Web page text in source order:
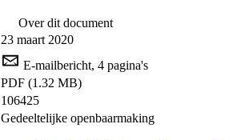
Over dit document
23 maart 2020
E-mailbericht, 4 pagina's
PDF (1.32 MB)
106425
Gedeeltelijke openbaarmaking